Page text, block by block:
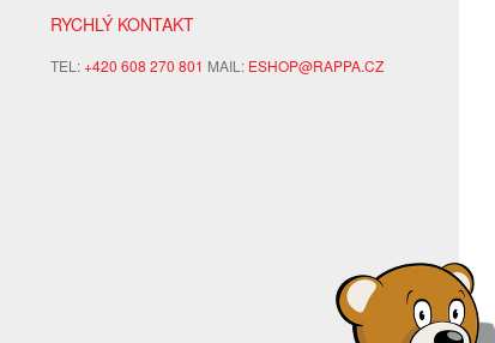
RYCHLÝ KONTAKT
TEL:+420 608 270 801 MAIL: ESHOP@RAPPA.CZ